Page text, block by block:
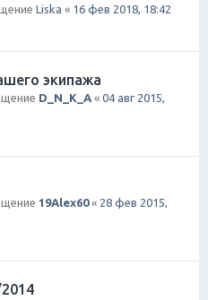
Liska « 16 фев 2018, 18:42
экипажа
D_N_K_A « 04 авг 2015,
19Alex60« 28 фев 2015,